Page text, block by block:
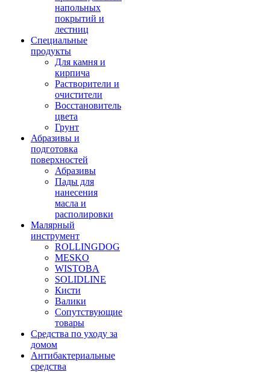
напольных
покрытий и
лестниц
Специальные
продукты
Для камня и
кирпича
Растворители и
очистители
Восстановитель
цвета
Грунт
Абразивы и
подготовка
поверхностей
Абразивы
Пады для
нанесения
масла и
располировки
Малярный
инструмент
ROLLINGDOG
MESKO
WISTOBA
SOLIDLINE
Кисти
Валики
Сопутствующие
товары
Средства по уходу за
домом
Антибактериальные
средства